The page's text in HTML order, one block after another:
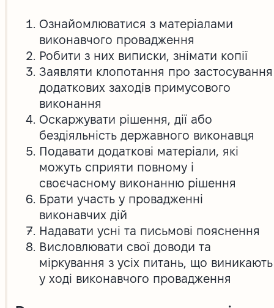
Ознайомлюватися з матеріалами
виконавчого провадження
Робити з них виписки, знімати копії
Заявляти клопотання про застосування
додаткових заходів примусового
виконання
Оскаржувати рішення, дії або
бездіяльність державного виконавця
Подавати додаткові матеріали, які
можуть сприяти повному і
своєчасному виконанню рішення
Брати участь у провадженні
виконавчих дій
Надавати усні та письмові пояснення
Висловлювати свої доводи та
міркування з усіх питань, що виникають
у ході виконавчого провадження